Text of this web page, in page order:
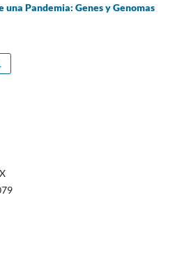
una Pandemia: Genes y Genomas